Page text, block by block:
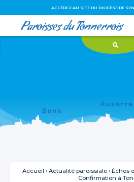
contenu.
ACCÉDEZ AU SITE DU DIOCÈSE DE
Paroisses du Tonnerrois
Accueil › Actualité paroissiale › Échos
Confirmation à